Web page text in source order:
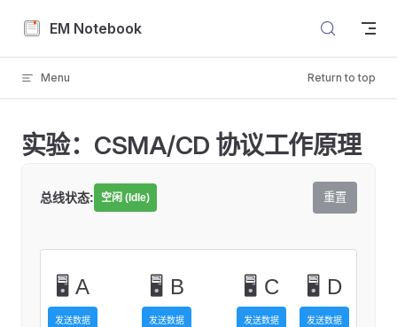
Skip to content
EM Notebook
Menu Return to top
实验：CSMA/CD 协议工作原理
总线状态: 空闲 (Idle) 重置
🖥️ A
发送数据
🖥️ B
发送数据
🖥️ C
发送数据
🖥️ D
发送数据